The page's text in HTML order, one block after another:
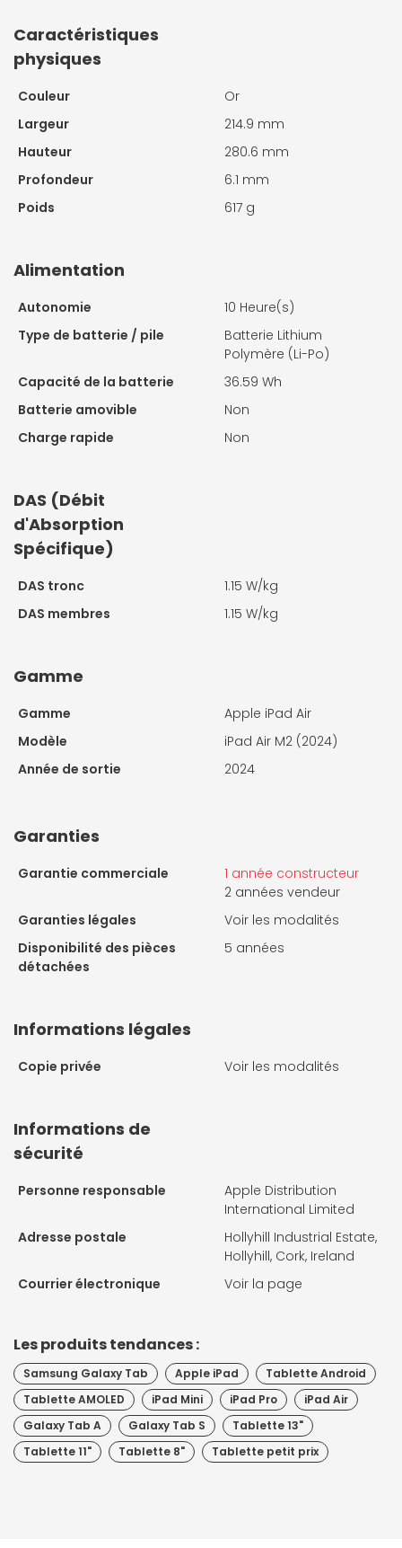
Caractéristiques
physiques
Couleur
Or
Largeur
214.9 mm
Hauteur
280.6 mm
Profondeur
6.1 mm
Poids
617 g
Alimentation
Autonomie
10 Heure(s)
Type de batterie / pile
Batterie Lithium
Polymère (Li-Po)
Capacité de la batterie
36.59 Wh
Batterie amovible
Non
Charge rapide
Non
DAS (Débit
d'Absorption
Spécifique)
DAS tronc
1.15 W/kg
DAS membres
1.15 W/kg
Gamme
Gamme
Apple iPad Air
Modèle
iPad Air M2 (2024)
Année de sortie
2024
Garanties
Garantie commerciale
1 année constructeur
2 années vendeur
Garanties légales
Voir les modalités
Disponibilité des pièces
détachées
5 années
Informations légales
Copie privée Voir les modalités
Informations de
sécurité
Personne responsable
Apple Distribution
International Limited
Adresse postale
Hollyhill Industrial Estate,
Hollyhill, Cork, Ireland
Courrier électronique
Voir la page
Les produits tendances :
Samsung Galaxy Tab Apple iPad
Tablette Android
Tablette AMOLED
iPad Mini iPad Pro
iPad Air
Galaxy Tab A
Galaxy Tab S
Tablette 13"
Tablette 11"
Tablette 8" Tablette petit prix